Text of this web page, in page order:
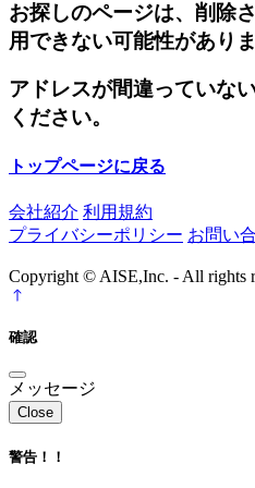
お探しのページは、削除
用できない可能性がありま
アドレスが間違っていな
ください。
トップページに戻る
会社紹介 利用規約
プライバシーポリシー お問い
Copyright © AISE,Inc. - All rights
確認
メッセージ
Close
警告！！